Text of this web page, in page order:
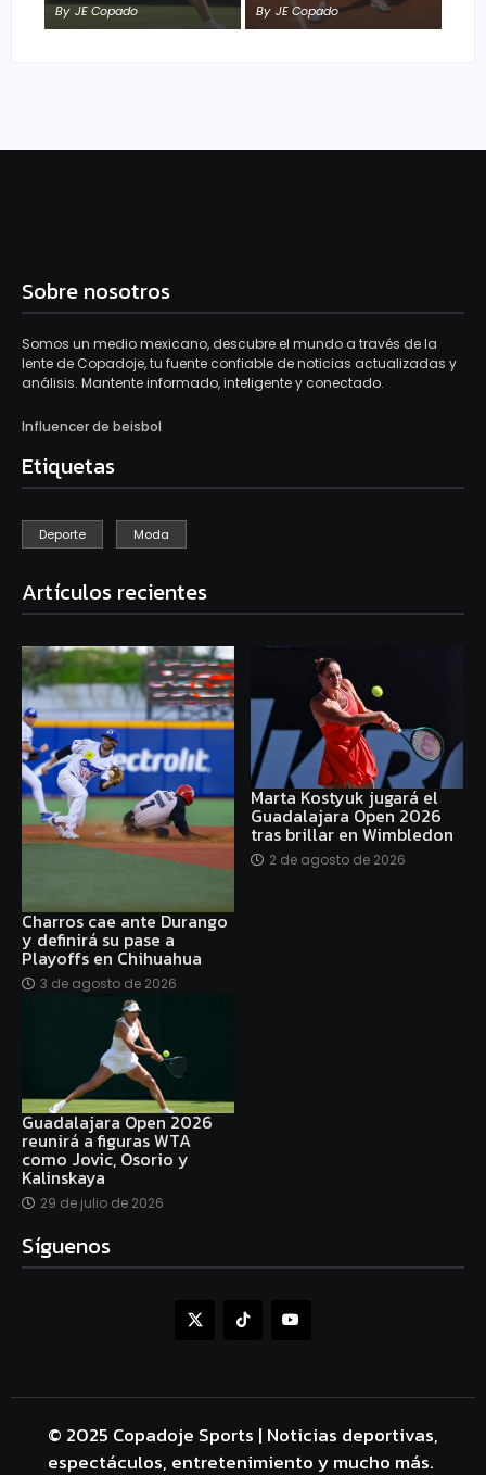
By JE Copado By JE Copado
Sobre nosotros
Somos un medio mexicano, descubre el mundo a través de la
lente de Copadoje, tu fuente confiable de noticias actualizadas y
análisis. Mantente informado, inteligente y conectado.
Influencer de beisbol
Etiquetas
Deporte Moda
Artículos recientes
Charros cae ante Durango
y definirá su pase a
Playoffs en Chihuahua
3 de agosto de 2026
Marta Kostyuk jugará el
Guadalajara Open 2026
tras brillar en Wimbledon
2 de agosto de 2026
Guadalajara Open 2026
reunirá a figuras WTA
como Jovic, Osorio y
Kalinskaya
29 de julio de 2026
Síguenos
© 2025 Copadoje Sports | Noticias deportivas,
espectáculos, entretenimiento y mucho más.